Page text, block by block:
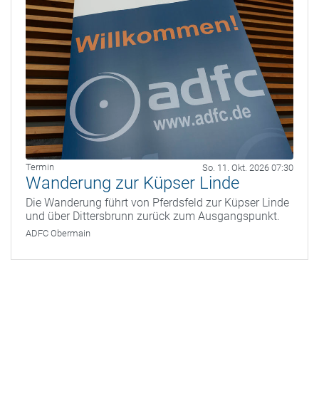
Termin So. 11. Okt. 2026 07:30
Wanderung zur Küpser Linde
Die Wanderung führt von Pferdsfeld zur Küpser Linde
und über Dittersbrunn zurück zum Ausgangspunkt.
ADFC Obermain